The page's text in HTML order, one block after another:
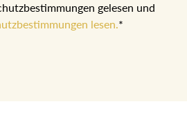
gelesen und
lesen.*